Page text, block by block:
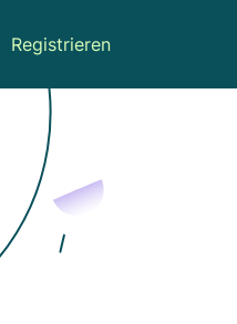
Registrieren